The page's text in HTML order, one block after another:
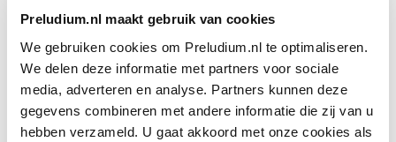
Preludium.nl maakt gebruik van cookies
We gebruiken cookies om Preludium.nl te optimaliseren.
We delen deze informatie met partners voor sociale
media, adverteren en analyse. Partners kunnen deze
gegevens combineren met andere informatie die zij van u
hebben verzameld. U gaat akkoord met onze cookies als